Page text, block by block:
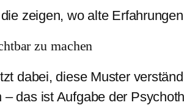
zeigen, wo alte
zu machen
dabei, diese Muster
das ist Aufgabe der